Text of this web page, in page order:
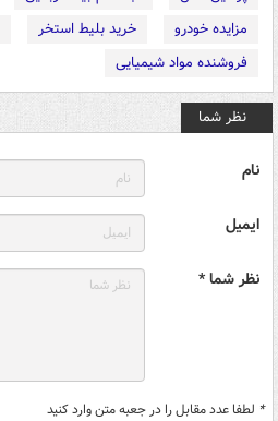
مزایده خودرو
خرید بلیط استخر
فروشنده مواد شیمیایی
نظر شما
نام
ایمیل
نظر شما *
* لطفا عدد مقابل را در جعبه متن وارد کنید